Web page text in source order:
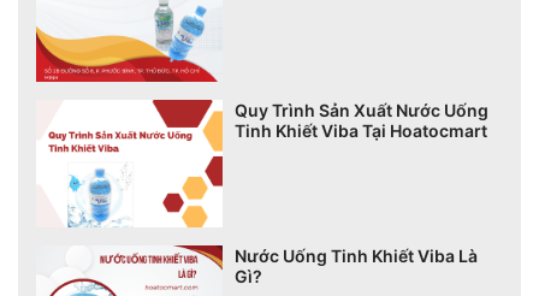
Quy Trình Sản Xuất Nước Uống
Tinh Khiết Viba Tại Hoatocmart
Nước Uống Tinh Khiết Viba Là
Gì?